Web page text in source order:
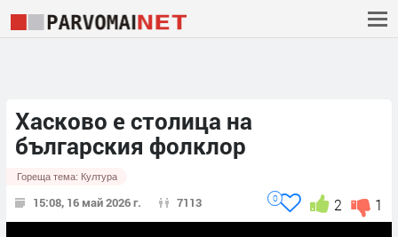
Хасково е столица на
българския фолклор
Гореща тема: Култура
15:08, 16 май 2026 г. 7113 1
2
0